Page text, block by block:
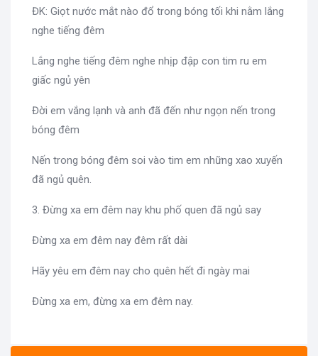
ĐK: Giọt nước mắt nào đổ trong bóng tối khi nằm lắng
nghe tiếng đêm
Lắng nghe tiếng đêm nghe nhịp đập con tim ru em
giấc ngủ yên
Đời em vắng lạnh và anh đã đến như ngọn nến trong
bóng đêm
Nến trong bóng đêm soi vào tim em những xao xuyến
đã ngủ quên.
3. Đừng xa em đêm nay khu phố quen đã ngủ say
Đừng xa em đêm nay đêm rất dài
Hãy yêu em đêm nay cho quên hết đi ngày mai
Đừng xa em, đừng xa em đêm nay.